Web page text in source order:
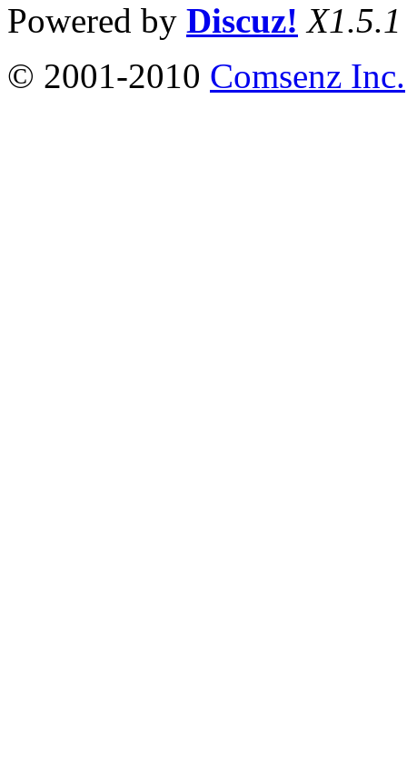
Powered by Discuz! X1.5.1
© 2001-2010 Comsenz Inc.